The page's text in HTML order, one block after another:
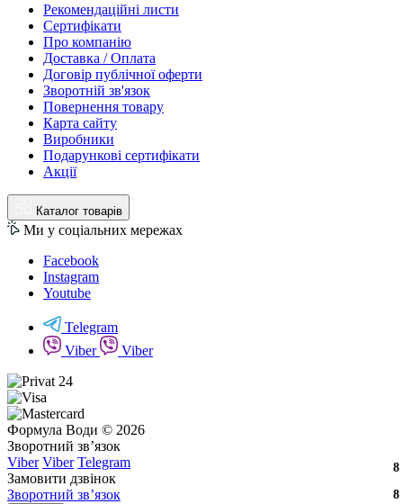
8
8
8
8
8
8
Рекомендаційні листи
Сертифікати
Про компанію
Доставка / Оплата
Договір публічної оферти
Зворотній зв'язок
Повернення товару
Карта сайту
Виробники
Подарункові сертифікати
Акції
Каталог товарів
Ми у соціальних мережах
Facebook
Instagram
Youtube
Telegram
Viber
Viber
Формула Води © 2026
Зворотний зв’язок
Viber Viber Telegram
Замовити дзвінок
Зворотний зв’язок